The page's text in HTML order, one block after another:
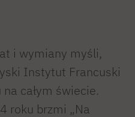
i wymiany myśli,
Instytut Francuski
całym świecie.
roku brzmi „Na